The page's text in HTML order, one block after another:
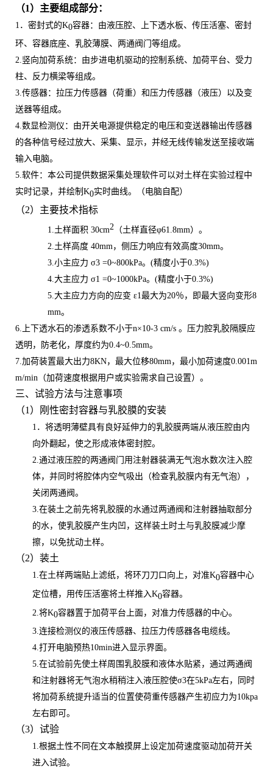
（1）主要组成部分：
1．密封式的K0容器：由液压腔、上下透水板、传压活塞、密封
环、容器底座、乳胶薄膜、两通阀门等组成。
2.竖向加荷系统：由步进电机驱动的控制系统、加荷平台、受力
柱、反力横梁等组成。
3.传感器：拉压力传感器（荷重）和压力传感器（液压）以及变
送器等组成。
4.数显检测仪：由开关电源提供稳定的电压和变送器输出传感器
的各种信号经过放大、采集、显示，并经无线传输发送至接收端
输入电脑。
5.软件：本公司提供数据采集处理软件可以对土样在实验过程中
实时记录，并绘制K0实时曲线。（电脑自配）
（2）主要技术指标
1.土样面积 30cm2 （土样直径φ61.8mm）。
2.土样高度 40mm，侧压力响应有效高度30mm。
3.小主应力 σ3 =0~800kPa。 (精度小于0.3%)
4.大主应力 σ1 =0~1000kPa。 (精度小于0.3%)
5.大主应力方向的应变 ε1最大为20％，即最大竖向变形8
mm。
6.上下透水石的渗透系数不小于n×10-3 cm/s 。压力腔乳胶隔膜应
透明，防老化，厚度约为0.4~0.5mm。
7.加荷装置最大出力8KN，最大位移80mm，最小加荷速度0.001m
m/min（加荷速度根据用户或实验需求自己设置）。
三、试验方法与注意事项
（1）刚性密封容器与乳胶膜的安装
1．将透明薄壁具有良好延伸力的乳胶膜两端从液压腔由内
向外翻起，使之形成液体密封腔。
2.通过液压腔的两通阀门用注射器装满无气泡水数次注入腔
体，并同时将腔体内空气吸出（检查乳胶膜内有无气泡），
关闭两通阀。
3.在装土之前先将乳胶膜的水通过两通阀和注射器抽取部分
的水，使乳胶膜产生内凹，这样装土时土与乳胶膜减少摩
擦，以免扰动土样。
（2）装土
1.在土样两端贴上滤纸，将环刀刀口向上，对准K0容器中心
定位槽，用传压活塞将土样推入K0容器。
2.将K0容器置于加荷平台上面，对准力传感器的中心。
3.连接检测仪的液压传感器、拉压力传感器各电缆线。
4.打开电脑预热10min进入显示界面。
5.在试验前先使土样周围乳胶膜和液体水贴紧，通过两通阀
和注射器将无气泡水稍稍注入液压腔使σ3在5kPa左右，同时
将加荷系统提升适当的位置使荷重传感器产生初应力为10kpa
左右即可。
（3）试验
1.根据土性不同在文本触摸屏上设定加荷速度驱动加荷开关
进入试验。